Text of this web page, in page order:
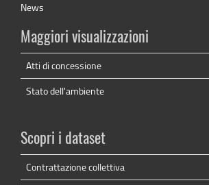
News
Maggiori visualizzazioni
Atti di concessione
Stato dell'ambiente
Scopri i dataset
Contrattazione collettiva